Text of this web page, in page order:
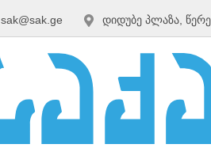
sak@sak.ge დიდუბე პლაზა,